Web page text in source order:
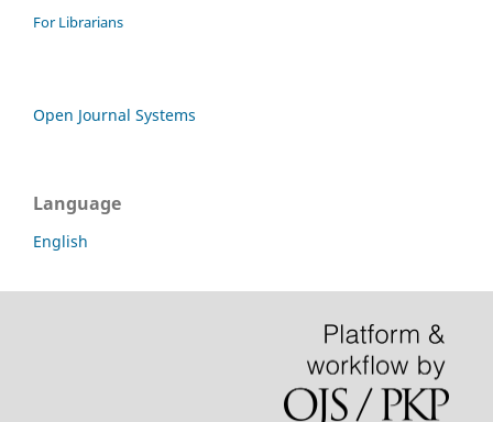
For Librarians
Open Journal Systems
Language
English